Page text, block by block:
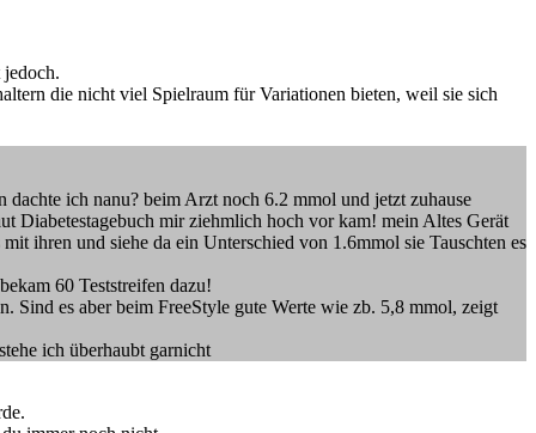
die nicht viel Spielraum für Variationen bieten, weil sie sich
ich nanu? beim Arzt noch 6.2 mmol und jetzt zuhause
Diabetestagebuch mir ziehmlich hoch vor kam! mein Altes Gerät
ihren und siehe da ein Unterschied von 1.6mmol sie Tauschten es
60 Teststreifen dazu!
Sind es aber beim FreeStyle gute Werte wie zb. 5,8 mmol, zeigt
ich überhaubt garnicht